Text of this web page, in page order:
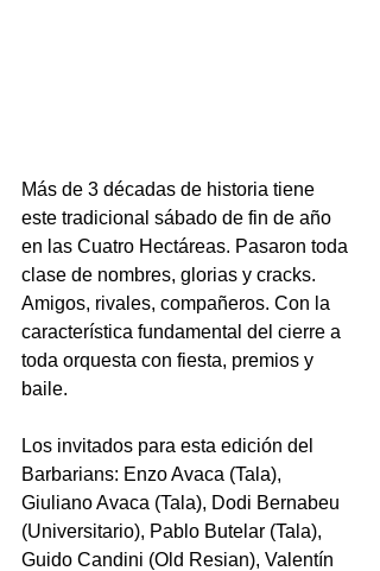
Más de 3 décadas de historia tiene
este tradicional sábado de fin de año
en las Cuatro Hectáreas. Pasaron toda
clase de nombres, glorias y cracks.
Amigos, rivales, compañeros. Con la
característica fundamental del cierre a
toda orquesta con fiesta, premios y
baile.
Los invitados para esta edición del
Barbarians: Enzo Avaca (Tala),
Giuliano Avaca (Tala), Dodi Bernabeu
(Universitario), Pablo Butelar (Tala),
Guido Candini (Old Resian), Valentín